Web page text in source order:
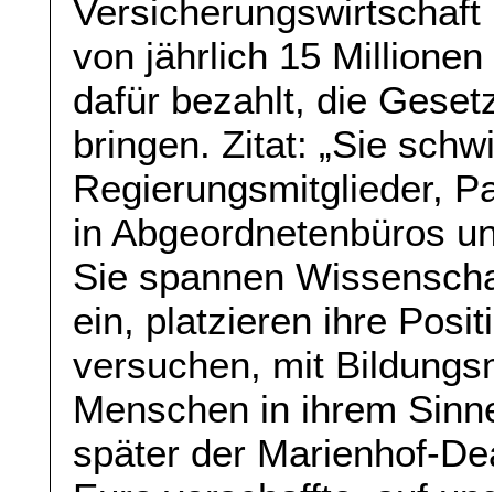
von jährlich 15
dafür bezahlt, die
bringen. Zitat: „Sie
Regierungsmitglieder,
in Abgeordnetenbüros
Sie spannen
ein, platzieren ihre
versuchen, mit
Menschen in ihrem
später der Marienhof-